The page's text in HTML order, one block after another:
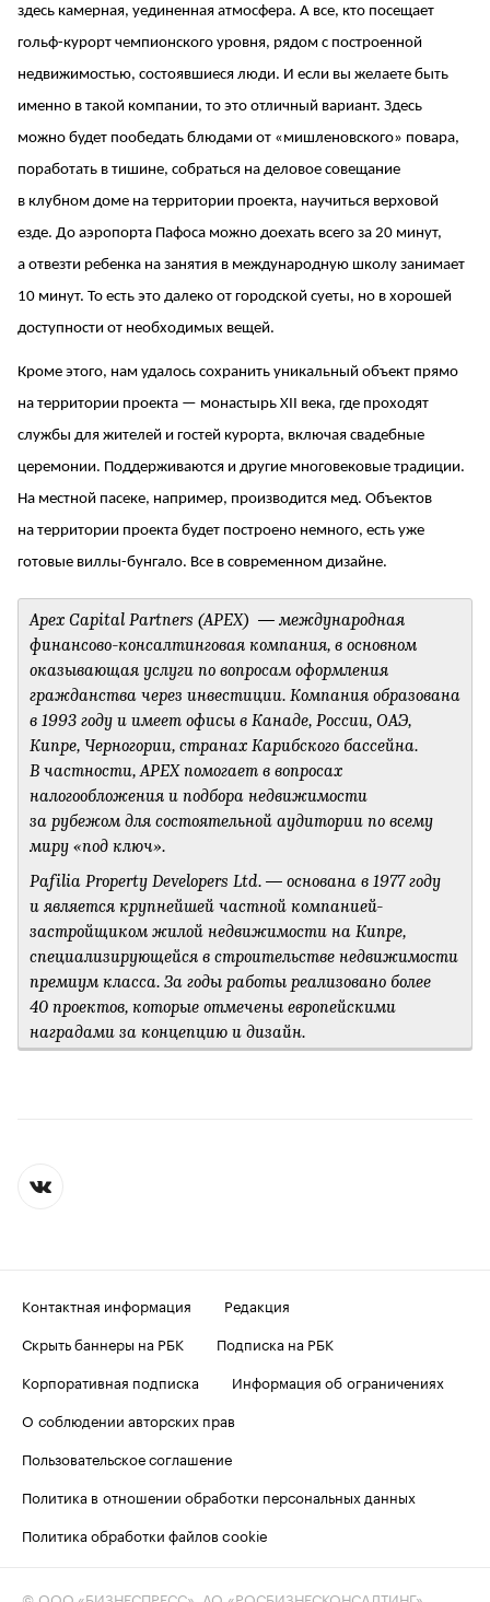
здесь камерная, уединенная атмосфера. А все, кто посещает
гольф-курорт чемпионского уровня, рядом с построенной
недвижимостью, состоявшиеся люди. И если вы желаете быть
именно в такой компании, то это отличный вариант. Здесь
можно будет пообедать блюдами от «мишленовского» повара,
поработать в тишине, собраться на деловое совещание
в клубном доме на территории проекта, научиться верховой
езде. До аэропорта Пафоса можно доехать всего за 20 минут,
а отвезти ребенка на занятия в международную школу занимает
10 минут. То есть это далеко от городской суеты, но в хорошей
доступности от необходимых вещей.
Кроме этого, нам удалось сохранить уникальный объект прямо
на территории проекта — монастырь XII века, где проходят
службы для жителей и гостей курорта, включая свадебные
церемонии. Поддерживаются и другие многовековые традиции.
На местной пасеке, например, производится мед. Объектов
на территории проекта будет построено немного, есть уже
готовые виллы-бунгало. Все в современном дизайне.
Apex Capital Partners (APEX) — международная
финансово-консалтинговая компания, в основном
оказывающая услуги по вопросам оформления
гражданства через инвестиции. Компания образована
в 1993 году и имеет офисы в Канаде, России, ОАЭ,
Кипре, Черногории, странах Карибского бассейна.
В частности, APEX помогает в вопросах
налогообложения и подбора недвижимости
за рубежом для состоятельной аудитории по всему
миру «под ключ».
Pafilia Property Developers Ltd. — основана в 1977 году
и является крупнейшей частной компанией-
застройщиком жилой недвижимости на Кипре,
специализирующейся в строительстве недвижимости
премиум класса. За годы работы реализовано более
40 проектов, которые отмечены европейскими
наградами за концепцию и дизайн.
Контактная информация
Редакция
Скрыть баннеры на РБК
Подписка на РБК
Корпоративная подписка
Информация об ограничениях
О соблюдении авторских прав
Пользовательское соглашение
Политика в отношении обработки персональных данных
Политика обработки файлов cookie